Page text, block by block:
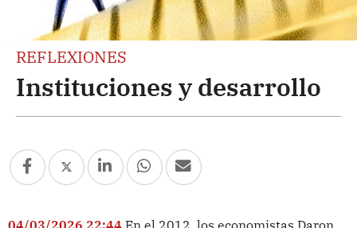
REFLEXIONES
Instituciones y desarrollo
04/03/2026 22:44 En el 2012, los economistas Daron